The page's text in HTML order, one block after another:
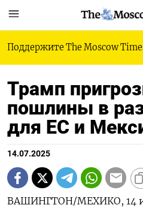
Поддержите The Moscow
Трамп
пошлины в
для ЕС и
14.07.2025
ВАШИНГТОН/МЕХИКО, 14